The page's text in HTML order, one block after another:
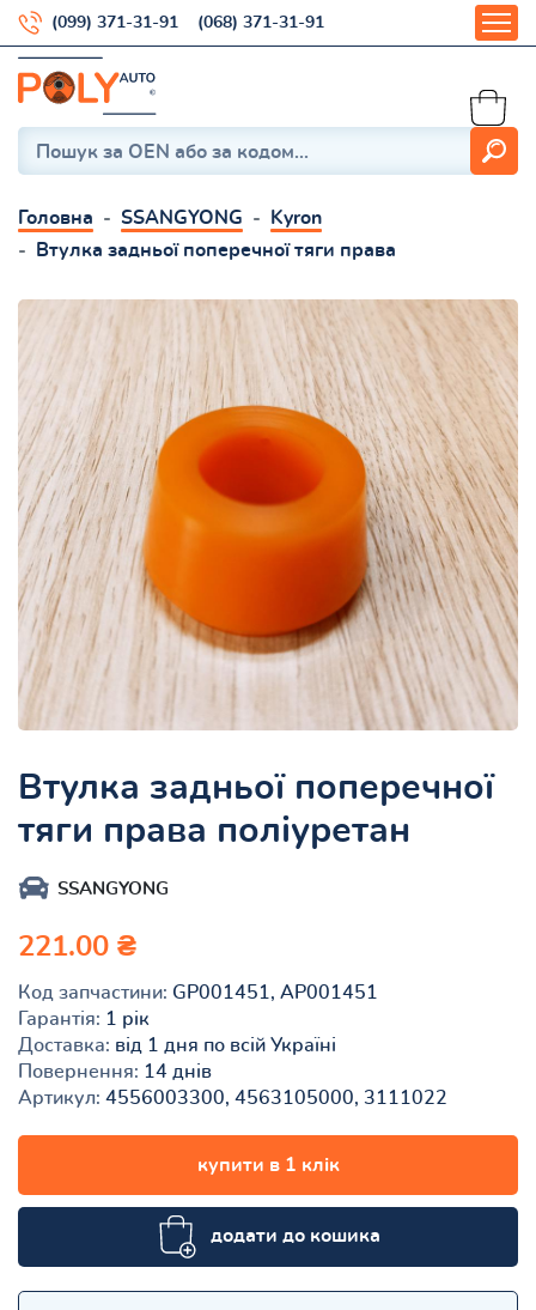
(099) 371-31-91 (068) 371-31-91
Головна SSANGYONG
Kyron
Втулка задньої поперечної тяги права
Втулка задньої поперечної
тяги права поліуретан
SSANGYONG
221.00 ₴
Код запчастини: GP001451, AP001451
Гарантія: 1 рік
Доставка: від 1 дня по всій Україні
Повернення: 14 днів
Артикул: 4556003300, 4563105000, 3111022
купити в 1 клік
додати до кошика